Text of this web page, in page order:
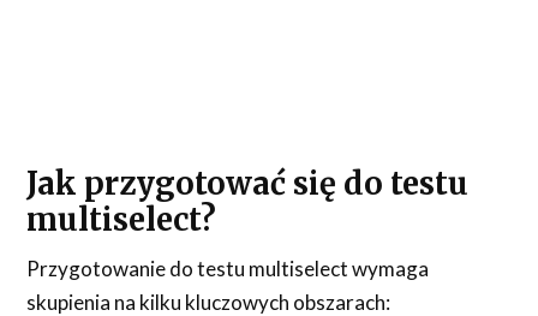
Jak przygotować się do testu
multiselect?
Przygotowanie do testu multiselect wymaga
skupienia na kilku kluczowych obszarach: